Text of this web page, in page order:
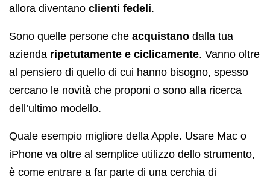
allora diventano clienti fedeli.
Sono quelle persone che acquistano dalla tua
azienda ripetutamente e ciclicamente. Vanno oltre
al pensiero di quello di cui hanno bisogno, spesso
cercano le novità che proponi o sono alla ricerca
dell’ultimo modello.
Quale esempio migliore della Apple. Usare Mac o
iPhone va oltre al semplice utilizzo dello strumento,
è come entrare a far parte di una cerchia di